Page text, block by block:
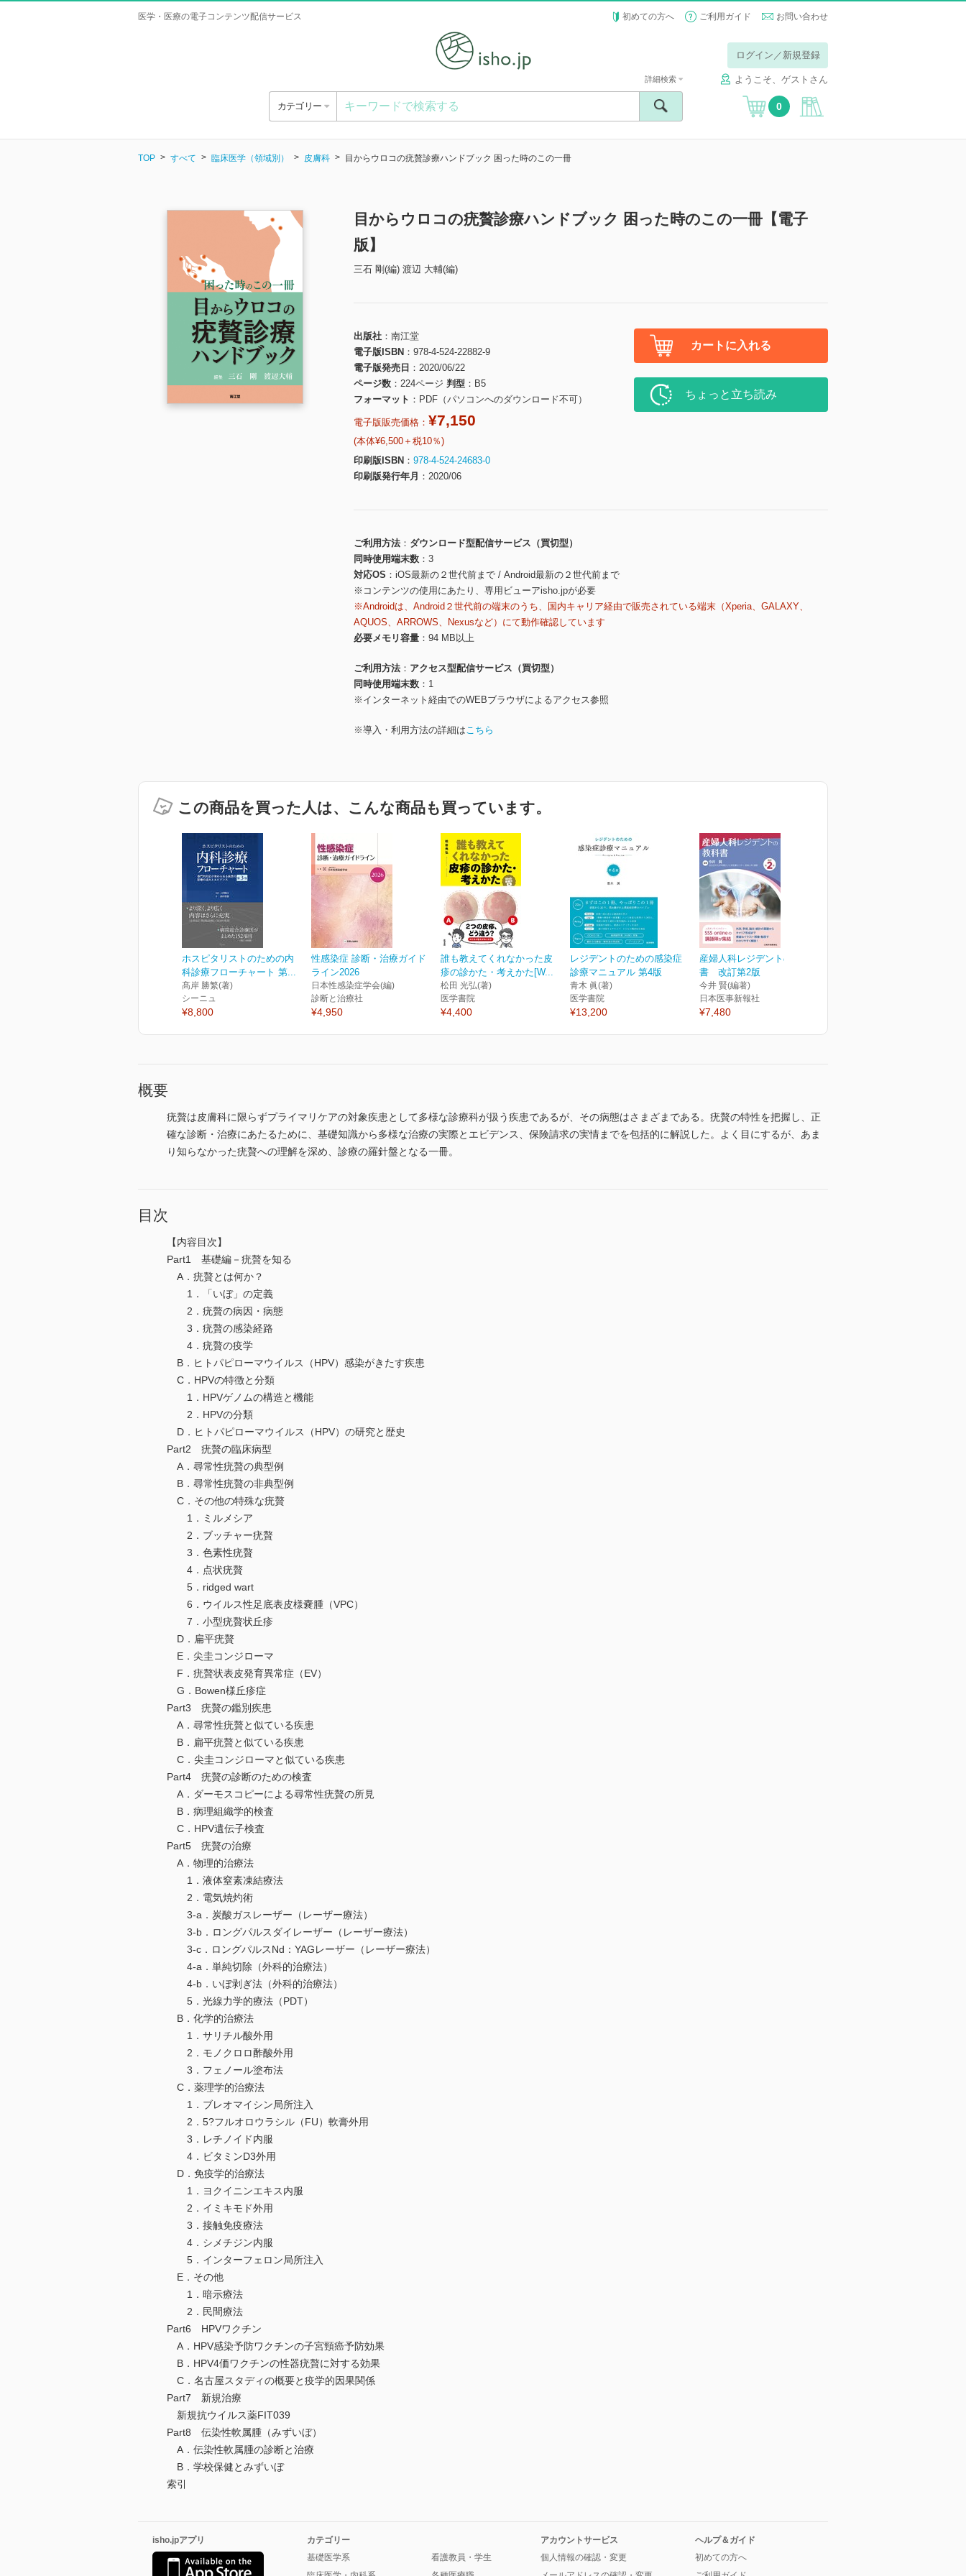
医学・医療の電子コンテンツ配信サービス 初めての方へ ご利用ガイド お問い合わせ
ログイン／新規登録
ようこそ、ゲストさん
カテゴリー
詳細検索
0
TOP すべて 臨床医学（領域別） 皮膚科 目からウロコの疣贅診療ハンドブック 困った時のこの一冊
目からウロコの疣贅診療ハンドブック 困った時のこの一冊【電子
版】
三石 剛(編) 渡辺 大輔(編)
出版社
南江堂
電子版ISBN
978-4-524-22882-9
電子版発売日
2020/06/22
ページ数
224ページ 判型
B5
フォーマット
PDF（パソコンへのダウンロード不可）
電子版販売価格： ¥7,150
(本体¥6,500＋税10％)
印刷版ISBN
978-4-524-24683-0
印刷版発行年月
2020/06
カートに入れる
ちょっと立ち読み
ご利用方法
ダウンロード型配信サービス（買切型）
同時使用端末数
3
対応OS
iOS最新の２世代前まで / Android最新の２世代前まで
※コンテンツの使用にあたり、専用ビューアisho.jpが必要
※Androidは、Android２世代前の端末のうち、国内キャリア経由で販売されている端末（Xperia、GALAXY、
AQUOS、ARROWS、Nexusなど）にて動作確認しています
必要メモリ容量
94 MB以上
ご利用方法
アクセス型配信サービス（買切型）
同時使用端末数
1
※インターネット経由でのWEBブラウザによるアクセス参照
※導入・利用方法の詳細はこちら
この商品を買った人は、こんな商品も買っています。
ホスピタリストのための内
科診療フローチャート 第...
髙岸 勝繁(著)
シーニュ
¥8,800
性感染症 診断・治療ガイド
ライン2026
日本性感染症学会(編)
診断と治療社
¥4,950
誰も教えてくれなかった皮
疹の診かた・考えかた[W...
松田 光弘(著)
医学書院
¥4,400
レジデントのための感染症
診療マニュアル 第4版
青木 眞(著)
医学書院
¥13,200
産婦人科レジデントの教科
書 改訂第2版
今井 賢(編著)
日本医事新報社
¥7,480
概要
疣贅は皮膚科に限らずプライマリケアの対象疾患として多様な診療科が扱う疾患であるが、その病態はさまざまである。疣贅の特性を把握し、正
確な診断・治療にあたるために、基礎知識から多様な治療の実際とエビデンス、保険請求の実情までを包括的に解説した。よく目にするが、あま
り知らなかった疣贅への理解を深め、診療の羅針盤となる一冊。
目次
【内容目次】
Part1 基礎編－疣贅を知る
A．疣贅とは何か？
1．「いぼ」の定義
2．疣贅の病因・病態
3．疣贅の感染経路
4．疣贅の疫学
B．ヒトパピローマウイルス（HPV）感染がきたす疾患
C．HPVの特徴と分類
1．HPVゲノムの構造と機能
2．HPVの分類
D．ヒトパピローマウイルス（HPV）の研究と歴史
Part2 疣贅の臨床病型
A．尋常性疣贅の典型例
B．尋常性疣贅の非典型例
C．その他の特殊な疣贅
1．ミルメシア
2．ブッチャー疣贅
3．色素性疣贅
4．点状疣贅
5．ridged wart
6．ウイルス性足底表皮様嚢腫（VPC）
7．小型疣贅状丘疹
D．扁平疣贅
E．尖圭コンジローマ
F．疣贅状表皮発育異常症（EV）
G．Bowen様丘疹症
Part3 疣贅の鑑別疾患
A．尋常性疣贅と似ている疾患
B．扁平疣贅と似ている疾患
C．尖圭コンジローマと似ている疾患
Part4 疣贅の診断のための検査
A．ダーモスコピーによる尋常性疣贅の所見
B．病理組織学的検査
C．HPV遺伝子検査
Part5 疣贅の治療
A．物理的治療法
1．液体窒素凍結療法
2．電気焼灼術
3-a．炭酸ガスレーザー（レーザー療法）
3-b．ロングパルスダイレーザー（レーザー療法）
3-c．ロングパルスNd：YAGレーザー（レーザー療法）
4-a．単純切除（外科的治療法）
4-b．いぼ剥ぎ法（外科的治療法）
5．光線力学的療法（PDT）
B．化学的治療法
1．サリチル酸外用
2．モノクロロ酢酸外用
3．フェノール塗布法
C．薬理学的治療法
1．ブレオマイシン局所注入
2．5?フルオロウラシル（FU）軟膏外用
3．レチノイド内服
4．ビタミンD3外用
D．免疫学的治療法
1．ヨクイニンエキス内服
2．イミキモド外用
3．接触免疫療法
4．シメチジン内服
5．インターフェロン局所注入
E．その他
1．暗示療法
2．民間療法
Part6 HPVワクチン
A．HPV感染予防ワクチンの子宮頸癌予防効果
B．HPV4価ワクチンの性器疣贅に対する効果
C．名古屋スタディの概要と疫学的因果関係
Part7 新規治療
新規抗ウイルス薬FIT039
Part8 伝染性軟属腫（みずいぼ）
A．伝染性軟属腫の診断と治療
B．学校保健とみずいぼ
索引
isho.jpアプリ
カテゴリー
基礎医学系
看護教員・学生
アカウントサービス
個人情報の確認・変更
ヘルプ＆ガイド
初めての方へ